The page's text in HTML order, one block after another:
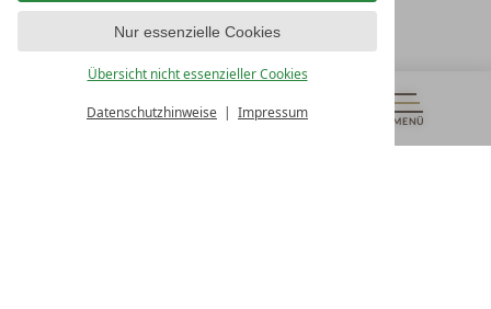
Nur essenzielle Cookies
Übersicht nicht essenzieller Cookies
Datenschutzhinweise Impressum
MENÜ
GUTSCHEINE & MEHR ALLE RESORTS
T +43 4242 22077
UNSERE ÖFFNUNGSZEITEN